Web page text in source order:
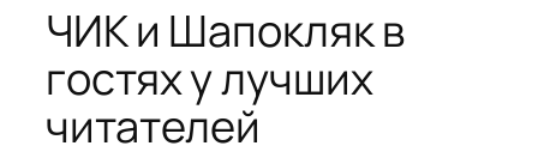
ЧИК и Шапокляк в
гостях у лучших
читателей